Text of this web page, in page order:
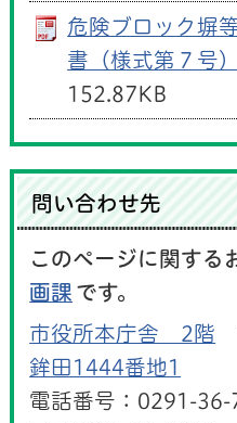
危険ブロック塀
書（様式第７号
152.87KB
問い合わせ先
このページに関する
画課 です。
市役所本庁舎 2階
鉾田1444番地1
電話番号：0291-